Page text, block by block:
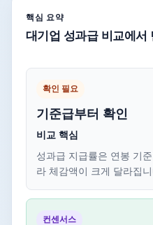
핵심 요약
대기업 성과급 비교에서
확인 필요
기준급부터 확인
비교 핵심
성과급 지급률은 연봉 기
라 체감액이 크게 달라집
컨센서스